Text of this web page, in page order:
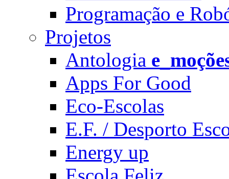
Programação e
Projetos
Antologia
Apps For Good
Eco-Escolas
E.F. / Desporto
Energy up